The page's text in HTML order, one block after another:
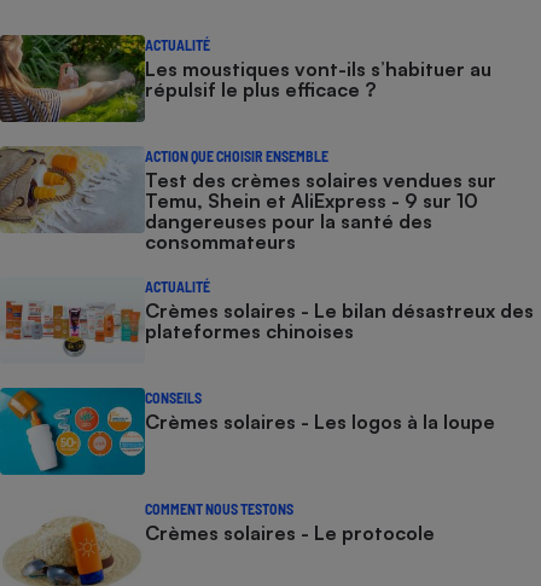
ACTUALITÉ
Les moustiques vont-ils s’habituer au
répulsif le plus efficace ?
ACTION QUE CHOISIR ENSEMBLE
Test des crèmes solaires vendues sur
Temu, Shein et AliExpress - 9 sur 10
dangereuses pour la santé des
consommateurs
ACTUALITÉ
Crèmes solaires - Le bilan désastreux des
plateformes chinoises
CONSEILS
Crèmes solaires - Les logos à la loupe
COMMENT NOUS TESTONS
Crèmes solaires - Le protocole